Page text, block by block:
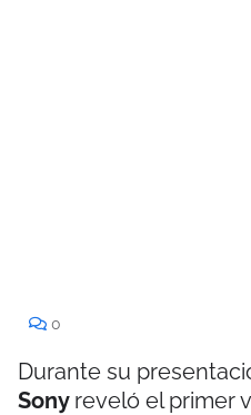
0
Durante su
Sony reveló el primer